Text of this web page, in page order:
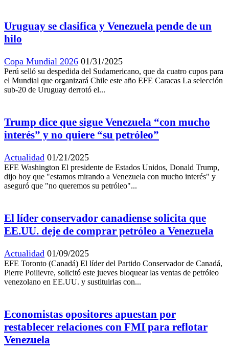
Uruguay se clasifica y Venezuela pende de un
hilo
Copa Mundial 2026 01/31/2025
Perú selló su despedida del Sudamericano, que da cuatro cupos para
el Mundial que organizará Chile este año EFE Caracas La selección
sub-20 de Uruguay derrotó el...
Trump dice que sigue Venezuela “con mucho
interés” y no quiere “su petróleo”
Actualidad 01/21/2025
EFE Washington El presidente de Estados Unidos, Donald Trump,
dijo hoy que "estamos mirando a Venezuela con mucho interés" y
aseguró que "no queremos su petróleo"...
El líder conservador canadiense solicita que
EE.UU. deje de comprar petróleo a Venezuela
Actualidad 01/09/2025
EFE Toronto (Canadá) El líder del Partido Conservador de Canadá,
Pierre Poilievre, solicitó este jueves bloquear las ventas de petróleo
venezolano en EE.UU. y sustituirlas con...
Economistas opositores apuestan por
restablecer relaciones con FMI para reflotar
Venezuela